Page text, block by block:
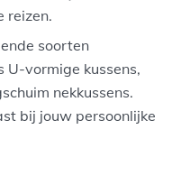
reizen.
soorten
U-vormige kussens,
nekkussens.
bij jouw persoonlijke